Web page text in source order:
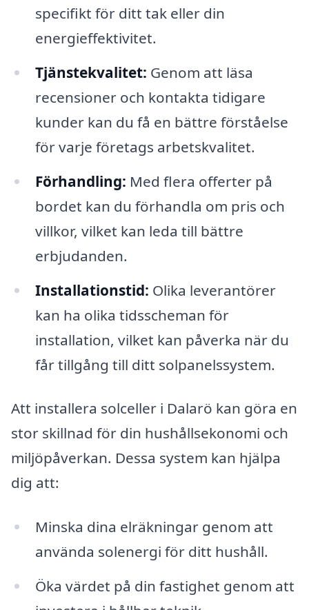
specifikt för ditt tak eller din
energieffektivitet.
Tjänstekvalitet: Genom att läsa
recensioner och kontakta tidigare
kunder kan du få en bättre förståelse
för varje företags arbetskvalitet.
Förhandling: Med flera offerter på
bordet kan du förhandla om pris och
villkor, vilket kan leda till bättre
erbjudanden.
Installationstid: Olika leverantörer
kan ha olika tidsscheman för
installation, vilket kan påverka när du
får tillgång till ditt solpanelssystem.
Att installera solceller i Dalarö kan göra en
stor skillnad för din hushållsekonomi och
miljöpåverkan. Dessa system kan hjälpa
dig att:
Minska dina elräkningar genom att
använda solenergi för ditt hushåll.
Öka värdet på din fastighet genom att